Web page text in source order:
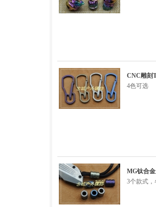
CNC雕刻
4色可选
MG钛合
3个款式